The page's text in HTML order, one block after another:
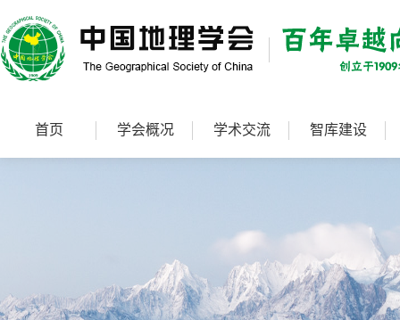
首页 学会概况 学术交流 智库建设